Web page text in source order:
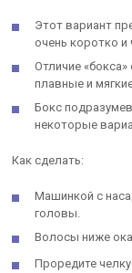
Этот вариант
очень коротко и
Отличие
плавные и
Бокс
некоторые
Как сделать:
Машинкой с
головы.
Волосы ниже
Проредите